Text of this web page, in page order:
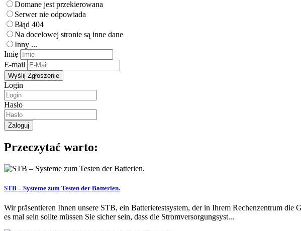
Domane jest przekierowana
Serwer nie odpowiada
Błąd 404
Na docelowej stronie są inne dane
Inny ...
Imię
E-mail
Login
Hasło
Przeczytać warto:
STB – Systeme zum Testen der Batterien.
Wir präsentieren Ihnen unsere STB, ein Batterietestsystem, der in Ihrem Rechenzentrum
es mal sein sollte müssen Sie sicher sein, dass die Stromversorgungsyst...